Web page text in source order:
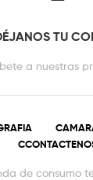
TU
a nuestras
de consumo